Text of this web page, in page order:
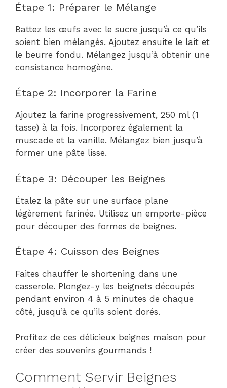
Étape 1: Préparer le Mélange
Battez les œufs avec le sucre jusqu’à ce qu’ils
soient bien mélangés. Ajoutez ensuite le lait et
le beurre fondu. Mélangez jusqu’à obtenir une
consistance homogène.
Étape 2: Incorporer la Farine
Ajoutez la farine progressivement, 250 ml (1
tasse) à la fois. Incorporez également la
muscade et la vanille. Mélangez bien jusqu’à
former une pâte lisse.
Étape 3: Découper les Beignes
Étalez la pâte sur une surface plane
légèrement farinée. Utilisez un emporte-pièce
pour découper des formes de beignes.
Étape 4: Cuisson des Beignes
Faites chauffer le shortening dans une
casserole. Plongez-y les beignets découpés
pendant environ 4 à 5 minutes de chaque
côté, jusqu’à ce qu’ils soient dorés.
Profitez de ces délicieux beignes maison pour
créer des souvenirs gourmands !
Comment Servir Beignes